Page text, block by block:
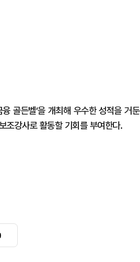
골든벨’을 개최해 우수한 성적을 거둔
조강사로 활동할 기회를 부여한다.